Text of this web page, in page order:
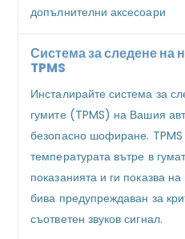
допълнителни аксесоари
Система за следене на
TPMS
Инсталирайте система за
гумите (TPMS) на Вашия
безопасно шофиране. TPMS
температурата вътре в
показанията и ги показва
бива предупреждаван за
съответен звуков сигнал.